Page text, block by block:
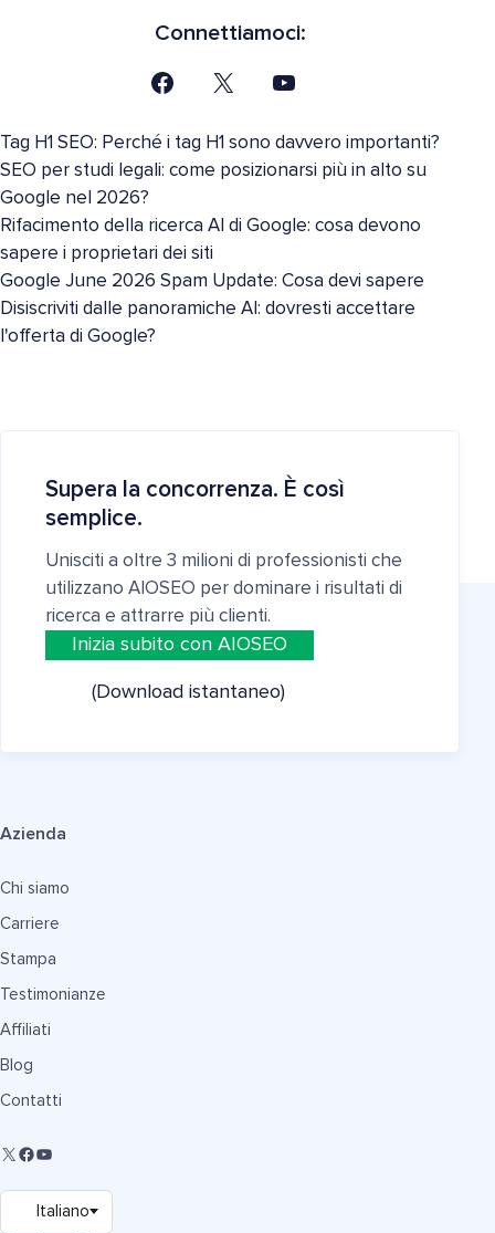
Connettiamoci:
Tag H1 SEO: Perché i tag H1 sono davvero importanti?
SEO per studi legali: come posizionarsi più in alto su
Google nel 2026?
Rifacimento della ricerca AI di Google: cosa devono
sapere i proprietari dei siti
Google June 2026 Spam Update: Cosa devi sapere
Disiscriviti dalle panoramiche AI: dovresti accettare
l'offerta di Google?
Supera la concorrenza. È così
semplice.
Unisciti a oltre 3 milioni di professionisti che
utilizzano AIOSEO per dominare i risultati di
ricerca e attrarre più clienti.
Inizia subito con AIOSEO
(Download istantaneo)
Azienda
Chi siamo
Carriere
Stampa
Testimonianze
Affiliati
Blog
Contatti